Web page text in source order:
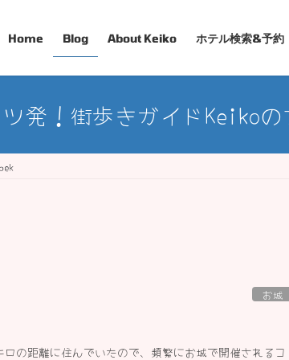
Home Blog About Keiko ホテル検索&予約
発！街歩きガイドKeiko
お城
の距離に住んでいたので、頻繁にお城で開催されるコ